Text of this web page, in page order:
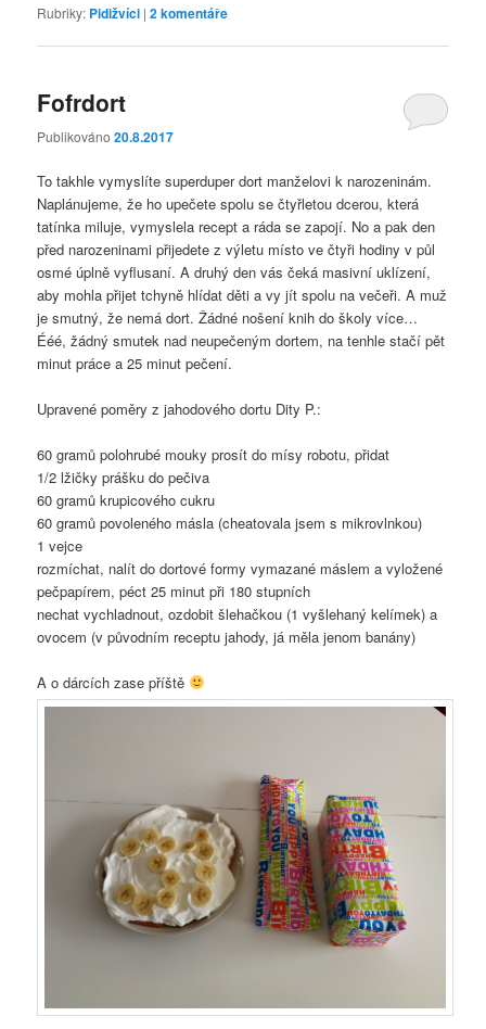
Rubriky: Pidižvíci |2komentáře
Fofrdort
Publikováno20.8.2017
To takhle vymyslíte superduper dort manželovi k narozeninám.
Naplánujeme, že ho upečete spolu se čtyřletou dcerou, která
tatínka miluje, vymyslela recept a ráda se zapojí. No a pak den
před narozeninami přijedete z výletu místo ve čtyři hodiny v půl
osmé úplně vyflusaní. A druhý den vás čeká masivní uklízení,
aby mohla přijet tchyně hlídat děti a vy jít spolu na večeři. A muž
je smutný, že nemá dort. Žádné nošení knih do školy více…
Ééé, žádný smutek nad neupečeným dortem, na tenhle stačí pět
minut práce a 25 minut pečení.
Upravené poměry z jahodového dortu Dity P.:
60 gramů polohrubé mouky prosít do mísy robotu, přidat
1/2 lžičky prášku do pečiva
60 gramů krupicového cukru
60 gramů povoleného másla (cheatovala jsem s mikrovlnkou)
1 vejce
rozmíchat, nalít do dortové formy vymazané máslem a vyložené
pečpapírem, péct 25 minut při 180 stupních
nechat vychladnout, ozdobit šlehačkou (1 vyšlehaný kelímek) a
ovocem (v původním receptu jahody, já měla jenom banány)
A o dárcích zase příště